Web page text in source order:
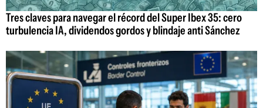
Tres claves para navegar el récord del Super Ibex 35: cero
turbulencia IA, dividendos gordos y blindaje anti Sánchez